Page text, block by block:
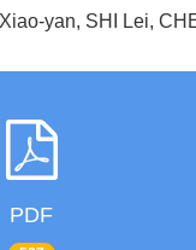
yan, SHI Lei,
PDF